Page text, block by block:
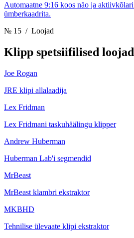
Automaatne 9:16 koos näo ja
ümberkaadrita.
№ 15 / Loojad
Klipp spetsiifilised
Joe Rogan
JRE klipi allalaadija
Lex Fridman
Lex Fridmani taskuhäälingu klipper
Andrew Huberman
Huberman Lab'i segmendid
MrBeast
MrBeast klambri ekstraktor
MKBHD
Tehnilise ülevaate klipi ekstraktor